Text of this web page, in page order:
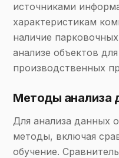
источниками
характеристикам
наличие
анализе объектов
производственных
Методы анализа
Для анализа данных
методы, включая
обучение.